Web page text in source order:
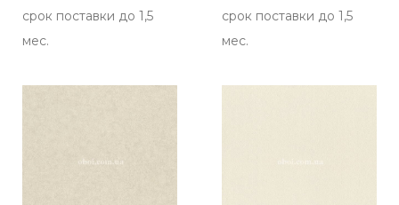
срок поставки до 1,5
мес.
срок поставки до 1,5
мес.